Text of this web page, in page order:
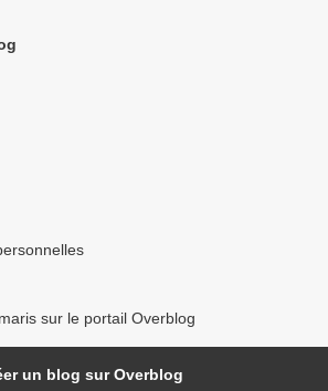
sur le portail Overblog
un blog sur Overblog